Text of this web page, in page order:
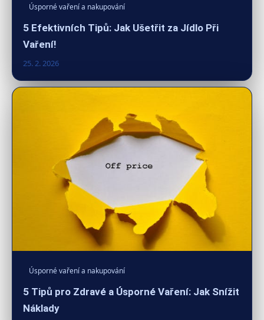
Úsporné vaření a nakupování
5 Efektivních Tipů: Jak Ušetřit za Jídlo Při
Vaření!
25. 2. 2026
Úsporné vaření a nakupování
5 Tipů pro Zdravé a Úsporné Vaření: Jak Snížit
Náklady